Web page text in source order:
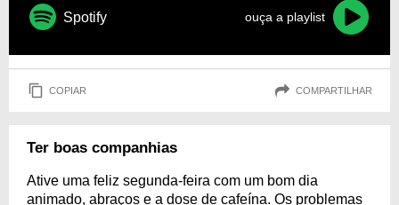
Spotify ouça a playlist
COPIAR COMPARTILHAR
Ter boas companhias
Ative uma feliz segunda-feira com um bom dia
animado, abraços e a dose de cafeína. Os problemas